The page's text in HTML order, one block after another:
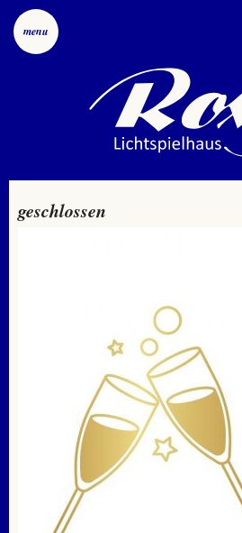
menu
geschlossen